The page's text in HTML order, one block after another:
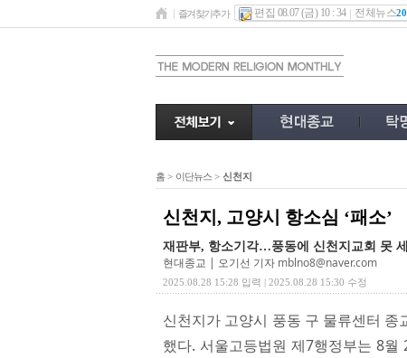
즐겨찾기추가 편집 08.07 (금) 10 : 34 전체뉴스
홈 > 이단뉴스 > 신천지
신천지, 고양시 항소심 ‘패소’
재판부, 항소기각…풍동에 신천지교회 못
현대종교 | 오기선 기자 mblno8@naver.com
2025.08.28 15:28 입력 | 2025.08.28 15:30 수정
신천지가 고양시 풍동 구 물류센터
했다. 서울고등법원 제7행정부는 8